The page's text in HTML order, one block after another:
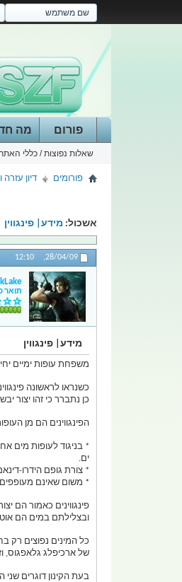
פורום
שאלות נפוצות / כללי האתר
מה
פורומים דיון עזרה
אשכול: מידע| פינגווין
28/04/09,
12:10
תואר
מידע| פינגווין
משפחת עופות ימיים יחידה בסדרת
כשנראו לראשונה
כן נתברר כי זהו יצור
הפינגווינים הם מן
* בניגוד לעופות מים
ים.
* צורת גופם הידרו-
* משום שאינם מעופפים
פינגווינים כאמור הם
ובצלילתם במים הם
כל המינים נפוצים רק
של ארכיפלג גלאפגוס,
בעת הקינון דוגרים